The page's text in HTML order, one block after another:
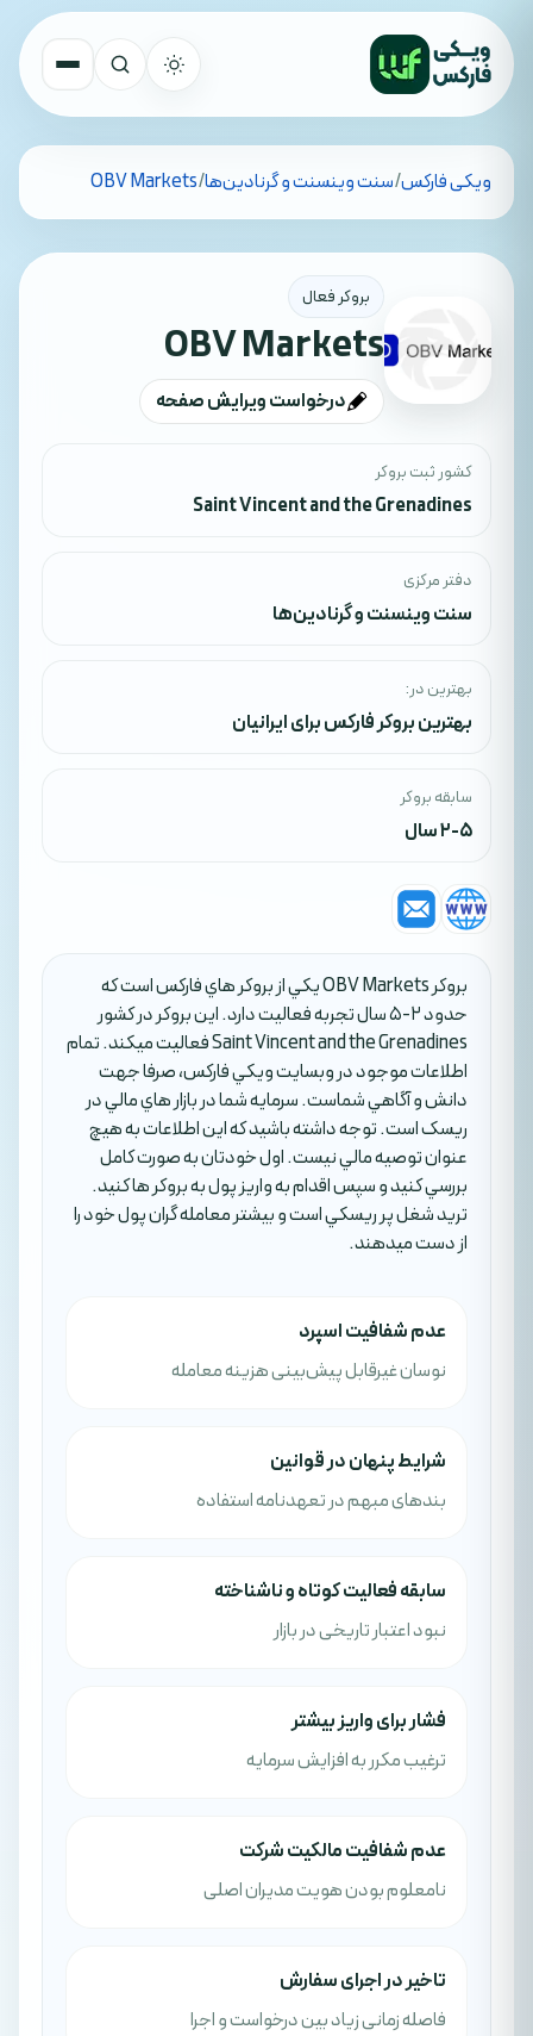
تمام کشورها
جستجو ویکی فارکس/سنت وینسنت و گرنادین‌ها/
OBV Markets
بروکر فعال
OBV Markets
درخواست ویرایش صفحه
کشور ثبت بروکر
Saint Vincent and the Grenadines
دفتر مرکزی
سنت وینسنت و گرنادین‌ها
بهترین در:
بهترین بروکر فارکس برای ایرانیان
سابقه بروکر
2-5 سال
بروکر OBV Markets يکي از بروکر هاي فارکس است که
حدود 2-5 سال تجربه فعاليت دارد. اين بروکر در کشور
Saint Vincent and the Grenadines فعاليت ميکند. تمام
اطلاعات موجود در وبسايت ويکي فارکس، صرفا جهت
دانش و آگاهي شماست. سرمايه شما در بازار هاي مالي در
ريسک است. توجه داشته باشيد که اين اطلاعات به هيچ
عنوان توصيه مالي نيست. اول خودتان به صورت کامل
بررسي کنيد و سپس اقدام به واريز پول به بروکر ها کنيد.
تريد شغل پر ريسکي است و بيشتر معامله گران پول خود را
از دست ميدهند.
عدم شفافیت اسپرد
نوسان غیرقابل پیش‌بینی هزینه معامله
شرایط پنهان در قوانین
بندهای مبهم در تعهدنامه استفاده
سابقه فعالیت کوتاه و ناشناخته
نبود اعتبار تاریخی در بازار
فشار برای واریز بیشتر
ترغیب مکرر به افزایش سرمایه
عدم شفافیت مالکیت شرکت
نامعلوم بودن هویت مدیران اصلی
تاخیر در اجرای سفارش
فاصله زمانی زیاد بین درخواست و اجرا